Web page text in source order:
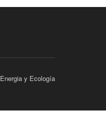
Energia y Ecología